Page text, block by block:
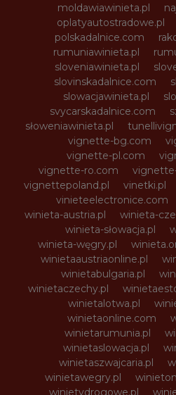
moldawiawinieta.pl
oplatyautostradowe.pl
polskadalnice.com
rumuniawinieta.pl
sloveniawinieta.pl
slovinskadalnice.com
slowacjawinieta.pl
svycarskadalnice.com
słoweniawinieta.pl
vignette-bg.com
vignette-pl.com
vignette-ro.com
vignettepoland.pl
vinetki.pl
vinieteelectronice.com
winieta-austria.pl
winieta-
winieta-słowacja.pl
winieta-węgry.pl
winietaaustriaonline.pl
winietabulgaria.pl
winietaczechy.pl
winietalotwa.pl
winietaonline.com
winietarumunia.pl
winietaslowacja.pl
winietaszwajcaria.pl
winietawegry.pl
winietydrogowe.pl